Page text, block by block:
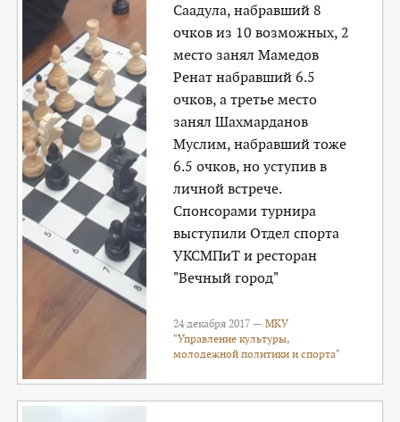
Саадула, набравший 8
очков из 10 возможных, 2
место занял Мамедов
Ренат набравший 6.5
очков, а третье место
занял Шахмарданов
Муслим, набравший тоже
6.5 очков, но уступив в
личной встрече.
Спонсорами турнира
выступили Отдел спорта
УКСМПиТ и ресторан
"Вечный город"
24 декабря 2017 —МКУ
"Управление культуры,
молодежной политики и спорта"